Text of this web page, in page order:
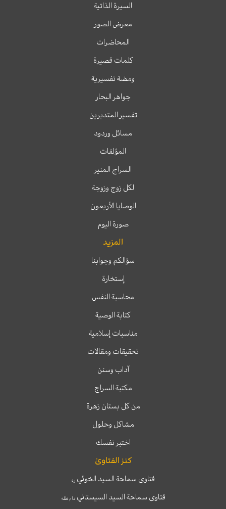
السيرة الذاتية
معرض الصور
المحاضرات
كلمات قصيرة
ومضة تفسيرية
جواهر البحار
تفسير المتدبرين
مسائل وردود
المؤلفات
السراج المنير
لكل زوج وزوجة
الوصايا الأربعون
صورة اليوم
المزيد
سؤالكم وجوابنا
إستخارة
محاسبة النفس
كتابة الوصية
مناسبات إسلامية
تحقيقات ومقالات
آداب وسنن
مكتبة السراج
من كل بستان زهرة
مشاكل وحلول
اختبر نفسك
كنز الفتاوىٰ
فتاوى سماحة السيد الخوئيره
فتاوى سماحة السيد السيستانيدام ظله